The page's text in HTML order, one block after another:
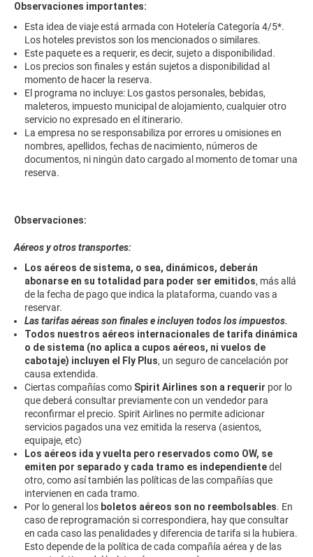
Observaciones importantes:
Esta idea de viaje está armada con Hotelería Categoría 4/5*.
Los hoteles previstos son los mencionados o similares.
Este paquete es a requerir, es decir, sujeto a disponibilidad.
Los precios son finales y están sujetos a disponibilidad al
momento de hacer la reserva.
El programa no incluye: Los gastos personales, bebidas,
maleteros, impuesto municipal de alojamiento, cualquier otro
servicio no expresado en el itinerario.
La empresa no se responsabiliza por errores u omisiones en
nombres, apellidos, fechas de nacimiento, números de
documentos, ni ningún dato cargado al momento de tomar una
reserva.
Observaciones:
Aéreos y otros transportes:
Los aéreos de sistema, o sea, dinámicos, deberán
abonarse en su totalidad para poder ser emitidos, más allá
de la fecha de pago que indica la plataforma, cuando vas a
reservar.
Las tarifas aéreas son finales e incluyen todos los impuestos.
Todos nuestros aéreos internacionales de tarifa dinámica
o de sistema (no aplica a cupos aéreos, ni vuelos de
cabotaje) incluyen el Fly Plus, un seguro de cancelación por
causa extendida.
Ciertas compañías como Spirit Airlines son a requerir por lo
que deberá consultar previamente con un vendedor para
reconfirmar el precio. Spirit Airlines no permite adicionar
servicios pagados una vez emitida la reserva (asientos,
equipaje, etc)
Los aéreos ida y vuelta pero reservados como OW, se
emiten por separado y cada tramo es independientedel
otro, como así también las políticas de las compañías que
intervienen en cada tramo.
Por lo general los boletos aéreos son no reembolsables. En
caso de reprogramación si correspondiera, hay que consultar
en cada caso las penalidades y diferencia de tarifa si la hubiera.
Esto depende de la política de cada compañía aérea y de las